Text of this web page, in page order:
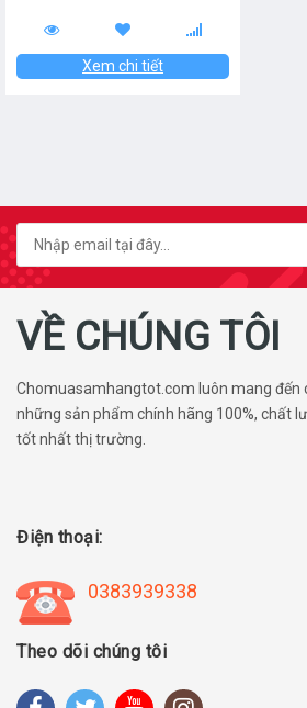
Xem chi tiết
VỀ CHÚNG TÔI
Chomuasamhangtot.com luôn mang đến
những sản phẩm chính hãng 100%, chất
tốt nhất thị trường.
Điện thoại:
0383939338
Theo dõi chúng tôi